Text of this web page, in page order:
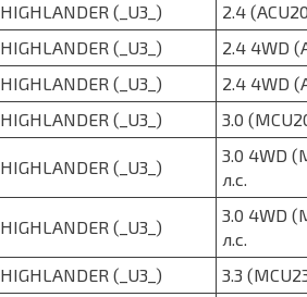
HIGHLANDER (_U3_)
2.4
HIGHLANDER (_U3_)
2.4 4WD
HIGHLANDER (_U3_)
2.4 4WD
HIGHLANDER (_U3_)
3.0
HIGHLANDER (_U3_)
3.0 4WD
л.с.
HIGHLANDER (_U3_)
3.0 4WD
л.с.
HIGHLANDER (_U3_) 3.3